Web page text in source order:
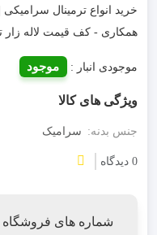
خرید انواع ترمینال
همکاری - کف قیمت لاله زار
موجودی انبار : موجود
ویژگی های کالا
جنس بدنه: سرامیک
0 دیدگاه
شماره های فروشگاه